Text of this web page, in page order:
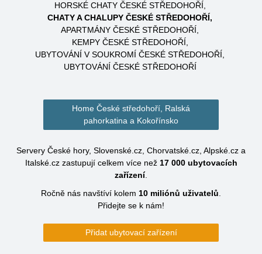
HORSKÉ CHATY ČESKÉ STŘEDOHOŘÍ
CHATY A CHALUPY ČESKÉ STŘEDOHOŘÍ
APARTMÁNY ČESKÉ STŘEDOHOŘÍ
KEMPY ČESKÉ STŘEDOHOŘÍ
UBYTOVÁNÍ V SOUKROMÍ ČESKÉ STŘEDOHOŘÍ
UBYTOVÁNÍ ČESKÉ STŘEDOHOŘÍ
Home České středohoří, Ralská
pahorkatina a Kokořínsko
Servery České hory, Slovenské.cz, Chorvatské.cz, Alpské.cz a
Italské.cz zastupují celkem více než 17 000ubytovacích
zařízení.
Ročně nás navštíví kolem 10 miliónů uživatelů
Přidejte se k nám!
Přidat ubytovací zařízení